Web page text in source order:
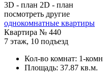
3D - план 2D - план
посмотреть другие
однокомнатные квартиры
Квартира № 440
7 этаж, 10 подъезд
Кол-во комнат: 1-комн
Площадь: 37.87 кв.м.